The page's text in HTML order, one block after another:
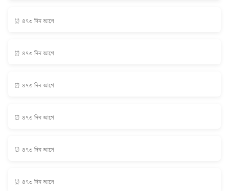
⏰ ৪৭৩ দিন আগে
⏰ ৪৭৩ দিন আগে
⏰ ৪৭৩ দিন আগে
⏰ ৪৭৩ দিন আগে
⏰ ৪৭৩ দিন আগে
⏰ ৪৭৩ দিন আগে